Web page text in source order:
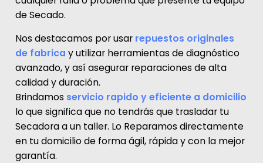
de Secado.
Nos destacamos por usar repuestos originales
de fabrica y utilizar herramientas de diagnóstico
avanzado, y así asegurar reparaciones de alta
calidad y duración.
Brindamos servicio rapido y eficiente a domicilio
lo que significa que no tendrás que trasladar tu
Secadora a un taller. Lo Reparamos directamente
en tu domicilio de forma ágil, rápida y con la mejor
garantía.